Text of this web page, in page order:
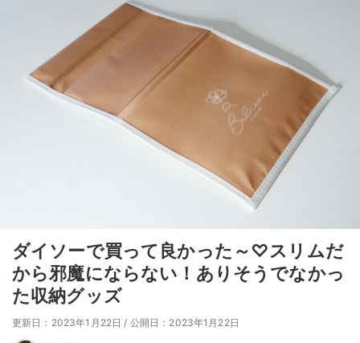
ダイソーで買って良かった～♡スリムだ
から邪魔にならない！ありそうでなかっ
た収納グッズ
更新日：2023年1月22日 / 公開日：2023年1月22日